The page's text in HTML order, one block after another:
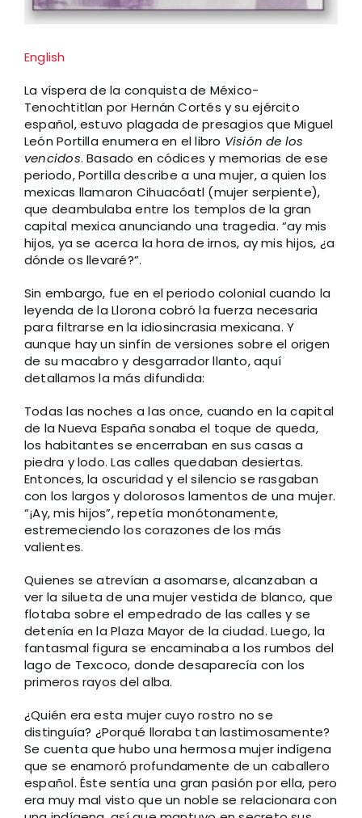
English
La víspera de la conquista de México-
Tenochtitlan por Hernán Cortés y su ejército
español, estuvo plagada de presagios que Miguel
León Portilla enumera en el libro Visión de los
vencidos. Basado en códices y memorias de ese
periodo, Portilla describe a una mujer, a quien los
mexicas llamaron Cihuacóatl (mujer serpiente),
que deambulaba entre los templos de la gran
capital mexica anunciando una tragedia. “ay mis
hijos, ya se acerca la hora de irnos, ay mis hijos, ¿a
dónde os llevaré?”.
Sin embargo, fue en el periodo colonial cuando la
leyenda de la Llorona cobró la fuerza necesaria
para filtrarse en la idiosincrasia mexicana. Y
aunque hay un sinfín de versiones sobre el origen
de su macabro y desgarrador llanto, aquí
detallamos la más difundida:
Todas las noches a las once, cuando en la capital
de la Nueva España sonaba el toque de queda,
los habitantes se encerraban en sus casas a
piedra y lodo. Las calles quedaban desiertas.
Entonces, la oscuridad y el silencio se rasgaban
con los largos y dolorosos lamentos de una mujer.
“¡Ay, mis hijos”, repetía monótonamente,
estremeciendo los corazones de los más
valientes.
Quienes se atrevían a asomarse, alcanzaban a
ver la silueta de una mujer vestida de blanco, que
flotaba sobre el empedrado de las calles y se
detenía en la Plaza Mayor de la ciudad. Luego, la
fantasmal figura se encaminaba a los rumbos del
lago de Texcoco, donde desaparecía con los
primeros rayos del alba.
¿Quién era esta mujer cuyo rostro no se
distinguía? ¿Porqué lloraba tan lastimosamente?
Se cuenta que hubo una hermosa mujer indígena
que se enamoró profundamente de un caballero
español. Éste sentía una gran pasión por ella, pero
era muy mal visto que un noble se relacionara con